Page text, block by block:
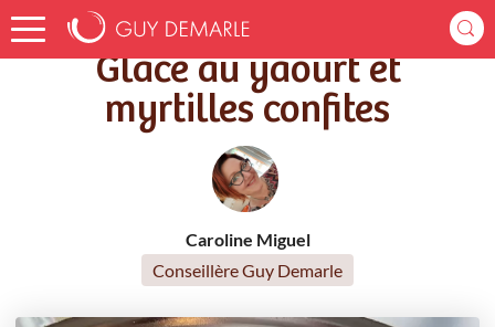
Accueil Recettes Glace au yaourt et myrtilles confites
Glace au yaourt et
myrtilles confites
Caroline Miguel
Conseillère Guy Demarle